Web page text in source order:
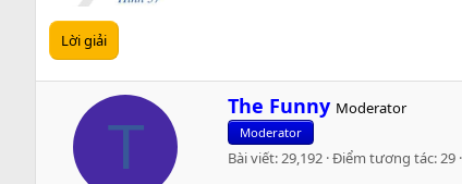
Lời giải
T
W
r
i
t
The Funny Moderator
Moderator
Bài viết 29,192 Điểm tương tác 29